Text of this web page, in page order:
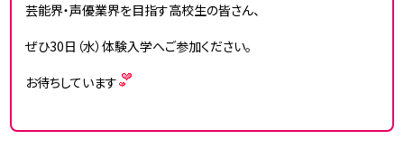
芸能界・声優業界を目指す高校生の皆さん、
ぜひ30日（水）体験入学へご参加ください。
お待ちしています